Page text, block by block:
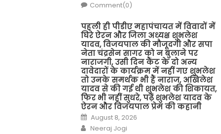
Comment(0)
पहली ही पीडीए महापंचायत में विवादों में
घिरे ऐरन और जिला अध्यक्ष शुभलेश
यादव, विजयपाल की मौजूदगी और सपा
नेता चंद्रसेन सागर को न बुलाने पर
नाराजगी, उसी दिन कैंट के दो अन्य
दावेदारों के कार्यक्रम में नहीं गए शुभलेश
तो उनके समर्थक भी हैं नाराज, अखिलेश
यादव से की गई थी शुभलेश की शिकायत,
फिर भी नहीं सुधरे, पढ़ें शुभलेश यादव के
ऐरन और विजयपाल प्रेम की कहानी
Posted
on
August 8, 2026
Author
Neeraj Jogi